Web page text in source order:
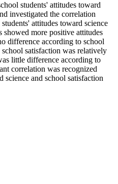
students' attitudes toward
investigated the correlation
attitudes toward science
more positive attitudes
difference according to school
satisfaction was relatively
little difference according to
correlation was recognized
science and school satisfaction